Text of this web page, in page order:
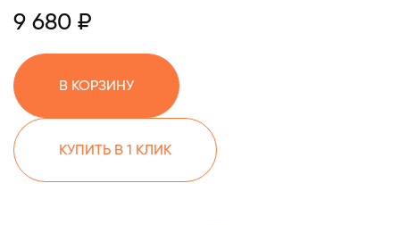
9 680 ₽
В КОРЗИНУ
КУПИТЬ В 1 КЛИК